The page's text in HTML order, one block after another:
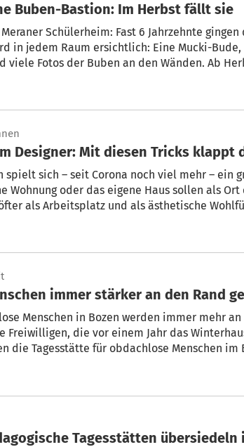
Buben-Bastion: Im Herbst fällt sie
Schülerheim: Fast 6 Jahrzehnte gingen dort nur
in jedem Raum ersichtlich: Eine Mucki-
Wänden. Ab Herbst wird dort
Designer: Mit diesen Tricks klappt
spielt sich – seit Corona noch viel mehr – ein
Wohnung oder das eigene Haus sollen als Ort
als Arbeitsplatz und als ästhetische
immer stärker an den Rand
Menschen in Bozen werden immer mehr an
Freiwilligen, die vor einem Jahr das
die Tagesstätte für obdachlose Menschen im